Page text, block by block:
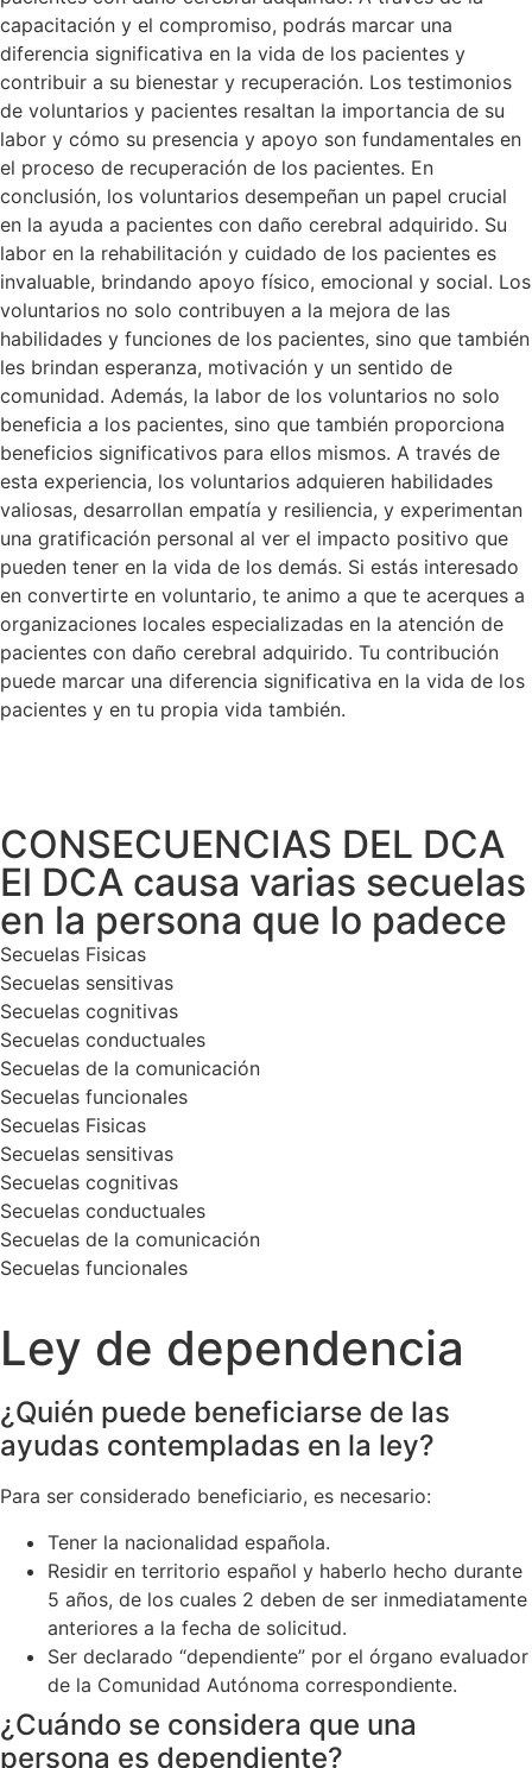
capacitación y el compromiso, podrás marcar una
diferencia significativa en la vida de los pacientes y
contribuir a su bienestar y recuperación. Los testimonios
de voluntarios y pacientes resaltan la importancia de su
labor y cómo su presencia y apoyo son fundamentales en
el proceso de recuperación de los pacientes. En
conclusión, los voluntarios desempeñan un papel crucial
en la ayuda a pacientes con daño cerebral adquirido. Su
labor en la rehabilitación y cuidado de los pacientes es
invaluable, brindando apoyo físico, emocional y social. Los
voluntarios no solo contribuyen a la mejora de las
habilidades y funciones de los pacientes, sino que también
les brindan esperanza, motivación y un sentido de
comunidad. Además, la labor de los voluntarios no solo
beneficia a los pacientes, sino que también proporciona
beneficios significativos para ellos mismos. A través de
esta experiencia, los voluntarios adquieren habilidades
valiosas, desarrollan empatía y resiliencia, y experimentan
una gratificación personal al ver el impacto positivo que
pueden tener en la vida de los demás. Si estás interesado
en convertirte en voluntario, te animo a que te acerques a
organizaciones locales especializadas en la atención de
pacientes con daño cerebral adquirido. Tu contribución
puede marcar una diferencia significativa en la vida de los
pacientes y en tu propia vida también.
CONSECUENCIAS DEL DCA
El DCA causa varias secuelas
en la persona que lo padece
Secuelas Fisicas
Secuelas sensitivas
Secuelas cognitivas
Secuelas conductuales
Secuelas de la comunicación
Secuelas funcionales
Secuelas Fisicas
Secuelas sensitivas
Secuelas cognitivas
Secuelas conductuales
Secuelas de la comunicación
Secuelas funcionales
Ley de dependencia
¿Quién puede beneficiarse de las
ayudas contempladas en la ley?
Para ser considerado beneficiario, es necesario:
Tener la nacionalidad española.
Residir en territorio español y haberlo hecho durante
5 años, de los cuales 2 deben de ser inmediatamente
anteriores a la fecha de solicitud.
Ser declarado “dependiente” por el órgano evaluador
de la Comunidad Autónoma correspondiente.
¿Cuándo se considera que una
persona es dependiente?